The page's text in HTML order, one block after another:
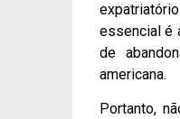
essencial é
de
americana.
Portanto,